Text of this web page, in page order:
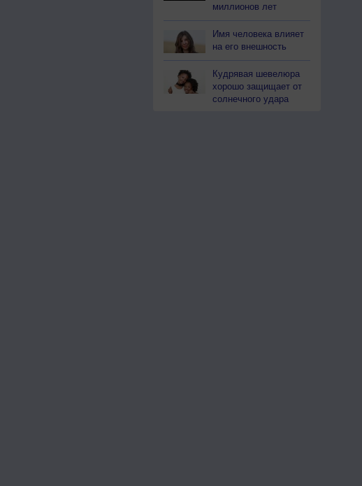
миллионов лет
Имя человека влияет
на его внешность
Кудрявая шевелюра
хорошо защищает от
солнечного удара